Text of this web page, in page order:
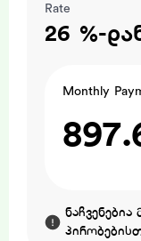
Rate
26 %-
Monthly